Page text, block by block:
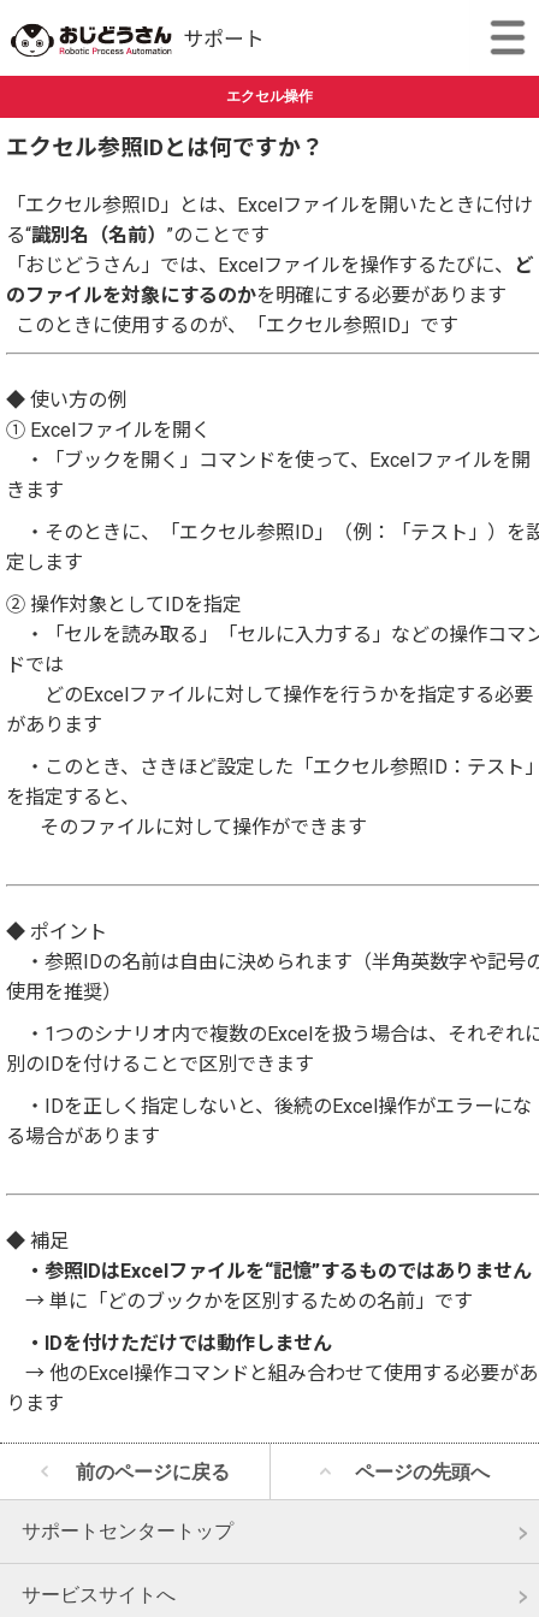
エクセル操作
エクセル参照IDとは何ですか？
「エクセル参照ID」とは、Excelファイルを開いたときに付け
る“識別名（名前） ”のことです
「おじどうさん」では、Excelファイルを操作するたびに、
ど
のファイルを対象にするのかを明確にする必要があります
このときに使用するのが、「エクセル参照ID」です
◆ 使い方の例
① Excelファイルを開く
・「ブックを開く」コマンドを使って、Excelファイルを開
きます
・そのときに、「エクセル参照ID」（例：「テスト」）を
定します
② 操作対象としてIDを指定
・「セルを読み取る」「セルに入力する」などの操作コマ
ドでは
どのExcelファイルに対して操作を行うかを指定する必要
があります
・このとき、さきほど設定した「エクセル参照ID：テスト
を指定すると、
そのファイルに対して操作ができます
◆ ポイント
・参照IDの名前は自由に決められます（半角英数字や記号
使用を推奨）
・1つのシナリオ内で複数のExcelを扱う場合は、それぞれ
別のIDを付けることで区別できます
・IDを正しく指定しないと、後続のExcel操作がエラーにな
る場合があります
◆ 補足
・参照IDはExcelファイルを“記憶”するものではありません
→ 単に「どのブックかを区別するための名前」です
・IDを付けただけでは動作しません
→ 他のExcel操作コマンドと組み合わせて使用する必要があ
ります
前のページに戻る ページの先頭へ
サポートセンタートップ
サービスサイトへ